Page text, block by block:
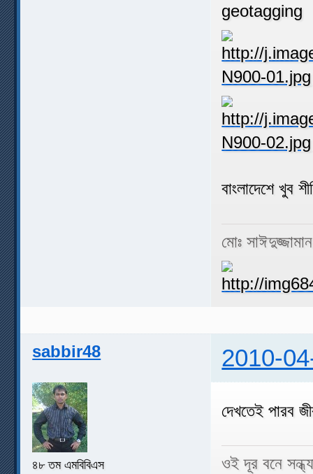
geotagging
বাংলাদেশে খুব
মোঃ
sabbir48 2010-
৪৮ তম এমবিবিএস
দেখতেই পারব
ওই দূর বনে